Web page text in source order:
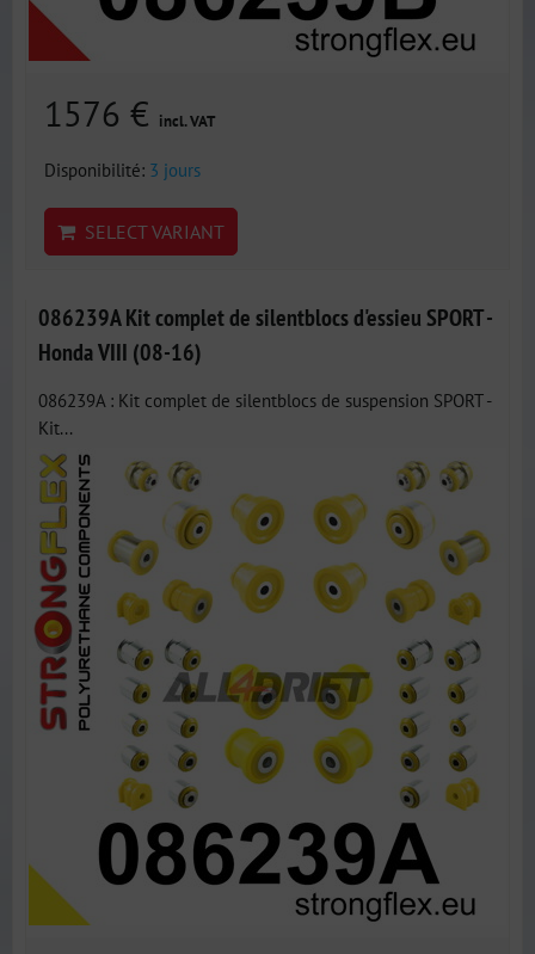
1576 € incl. VAT
Disponibilité: 3 jours
SELECT VARIANT
086239A Kit complet de silentblocs d'essieu SPORT -
Honda VIII (08-16)
086239A : Kit complet de silentblocs de suspension SPORT -
Kit...